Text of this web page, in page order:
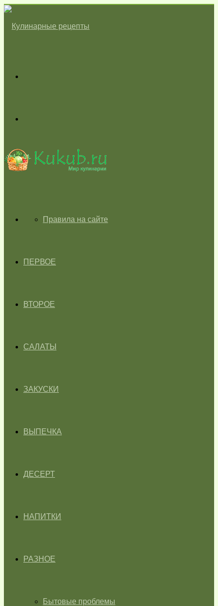
skin
ГЛАВНАЯПравила на сайте
ПЕРВОЕ
ВТОРОЕ
САЛАТЫ
ЗАКУСКИ
ВЫПЕЧКА
ДЕСЕРТ
НАПИТКИ
РАЗНОЕ
Бытовые проблемы